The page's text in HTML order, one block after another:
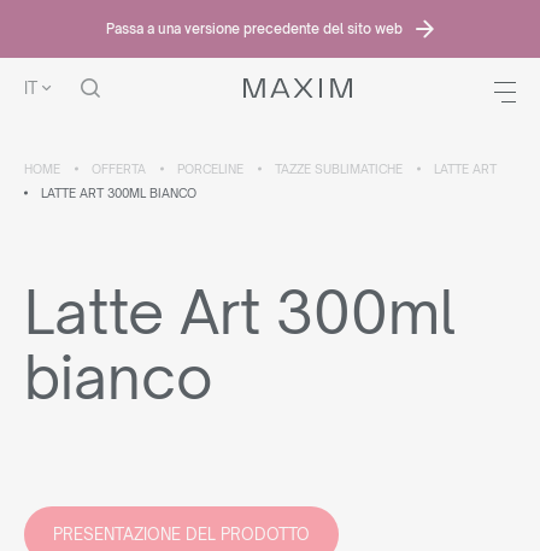
Passa a una versione precedente del sito web
IT
HOME OFFERTA PORCELINE TAZZE SUBLIMATICHE
LATTE ART
LATTE ART 300ML BIANCO
Latte Art 300ml
bianco
PRESENTAZIONE DEL PRODOTTO